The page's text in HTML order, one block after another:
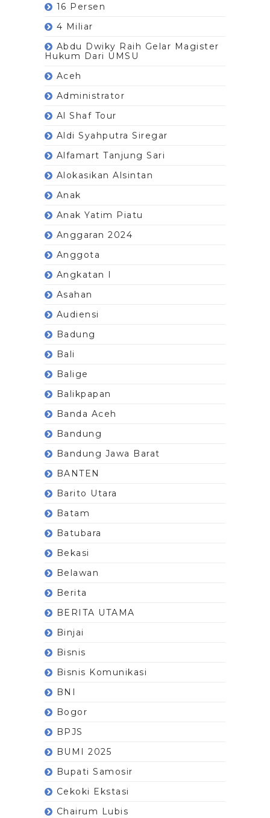
16 Persen
4 Miliar
Abdu Dwiky Raih Gelar Magister
Hukum Dari UMSU
Aceh
Administrator
Al Shaf Tour
Aldi Syahputra Siregar
Alfamart Tanjung Sari
Alokasikan Alsintan
Anak
Anak Yatim Piatu
Anggaran 2024
Anggota
Angkatan I
Asahan
Audiensi
Badung
Bali
Balige
Balikpapan
Banda Aceh
Bandung
Bandung Jawa Barat
BANTEN
Barito Utara
Batam
Batubara
Bekasi
Belawan
Berita
BERITA UTAMA
Binjai
Bisnis
Bisnis Komunikasi
BNI
Bogor
BPJS
BUMI 2025
Bupati Samosir
Cekoki Ekstasi
Chairum Lubis